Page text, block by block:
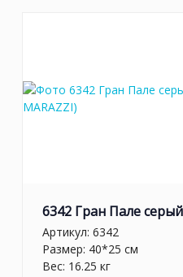
6342 Гран Пале
Артикул: 6342
Размер: 40*25 см
Вес: 16.25 кг